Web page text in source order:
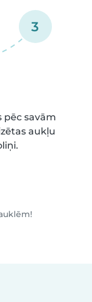
3
pēc savām
aukļu